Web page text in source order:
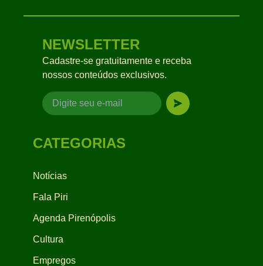
NEWSLETTER
Cadastre-se gratuitamente e receba
nossos conteúdos exclusivos.
CATEGORIAS
Notícias
Fala Piri
Agenda Pirenópolis
Cultura
Empregos